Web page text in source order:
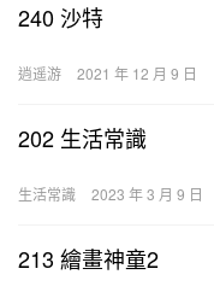
240 沙特
逍遥游 2021 年 12 月 9 日
202 生活常識
生活常識 2023 年 3 月 9 日
213 繪畫神童2